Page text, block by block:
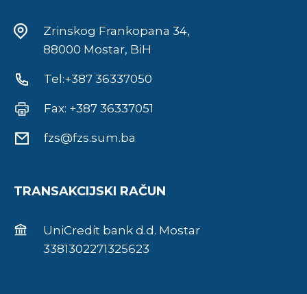
Zrinskog Frankopana 34,
88000 Mostar, BiH
Tel:+387 36337050
Fax: +387 36337051
fzs@fzs.sum.ba
TRANSAKCIJSKI RAČUN
UniCredit bank d.d. Mostar
3381302271325623